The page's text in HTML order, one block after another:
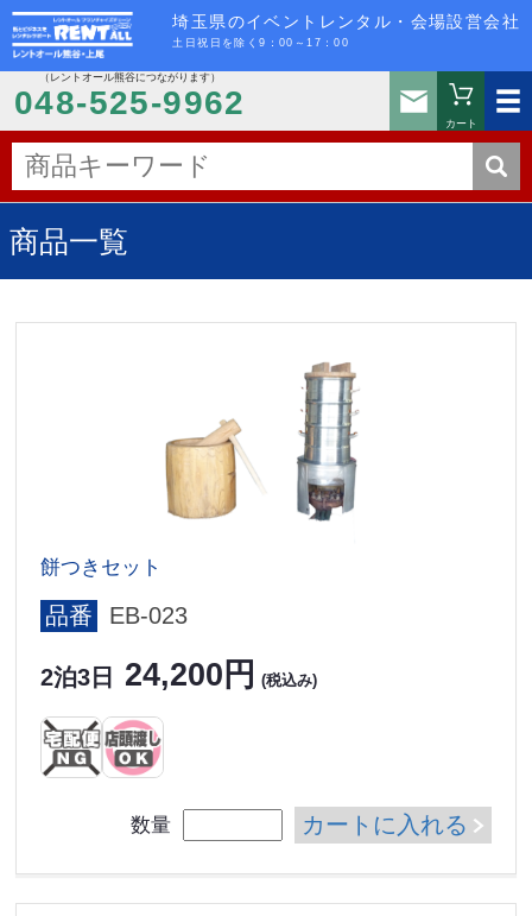
埼玉県のイベントレンタル・会場設営会社
土日祝日を除く9：00～17：00
（レントオール熊谷につながります）
048-525-9962 お問い
カート
商品一覧
餅つきセット
品番 EB-023
2泊3日 24,200円 (税込み)
数量 カートに入れる